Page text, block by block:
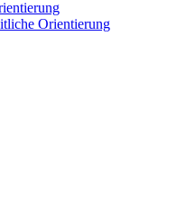
Orientierung